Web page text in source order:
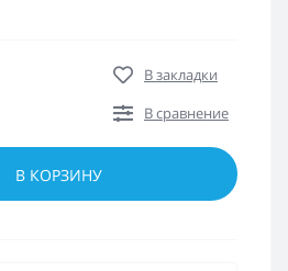
В закладки
В сравнение
В КОРЗИНУ